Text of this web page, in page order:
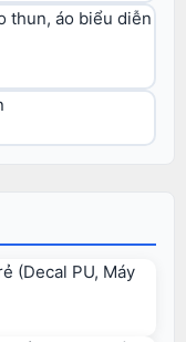
thun, áo biểu diễn
(Decal PU, Máy